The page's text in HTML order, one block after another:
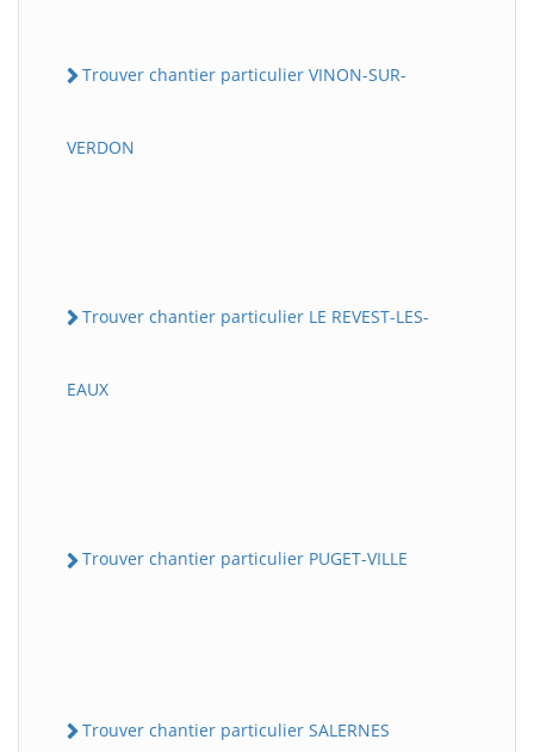
Trouver chantier particulier VINON-SUR-
VERDON
Trouver chantier particulier LE REVEST-LES-
EAUX
Trouver chantier particulier PUGET-VILLE
Trouver chantier particulier SALERNES